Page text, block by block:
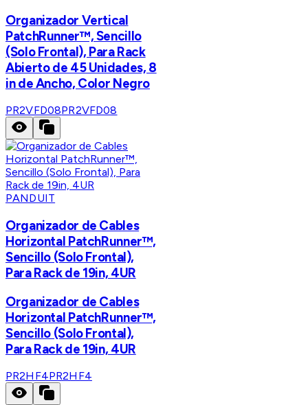
Organizador Vertical
PatchRunner™, Sencillo
(Solo Frontal), Para Rack
Abierto de 45 Unidades, 8
in de Ancho, Color Negro
PR2VFD08PR2VFD08
PANDUIT
Organizador de Cables
Horizontal PatchRunner™,
Sencillo (Solo Frontal),
Para Rack de 19in, 4UR
Organizador de Cables
Horizontal PatchRunner™,
Sencillo (Solo Frontal),
Para Rack de 19in, 4UR
PR2HF4PR2HF4